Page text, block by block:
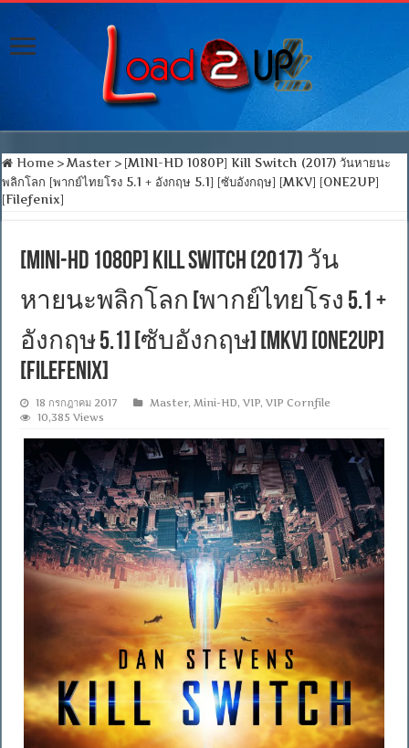
Home > Master > [MINI-HD 1080P] Kill Switch (2017) วันหายนะ
พลิกโลก [พากย์ไทยโรง 5.1 + อังกฤษ 5.1] [ซับอังกฤษ] [MKV] [ONE2UP]
[Filefenix]
[MINI-HD 1080P] Kill Switch (2017) วัน
หายนะพลิกโลก [พากย์ไทยโรง 5.1 +
อังกฤษ 5.1] [ซับอังกฤษ] [MKV] [ONE2UP]
[Filefenix]
18 กรกฎาคม 2017 Master,Mini-HD,VIP,VIP Cornfile
10,385 Views